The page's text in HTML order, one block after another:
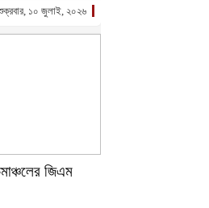
১০ জুলাই, ২০২৬
জিএম